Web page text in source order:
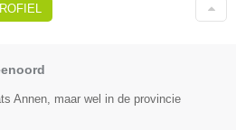
Annen, maar wel in de provincie